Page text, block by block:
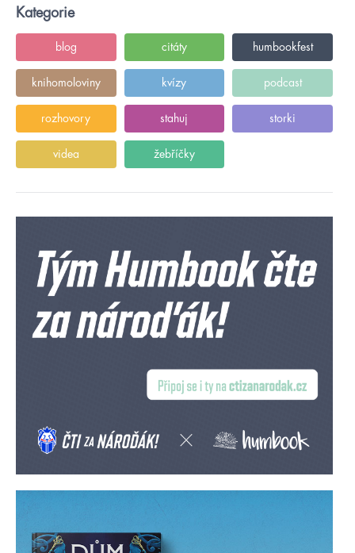
Kategorie
blog citáty humbookfest
knihomoloviny kvízy podcast
rozhovory stahuj storki
videa žebříčky